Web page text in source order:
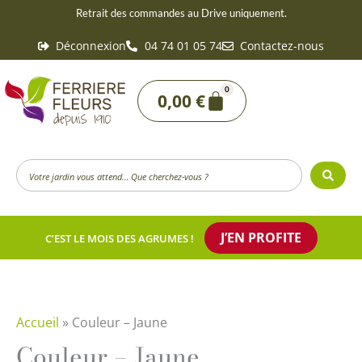
contenu
Retrait des commandes au Drive uniquement.
Déconnexion 04 74 01 05 74 Contactez-nous
0,00€
0
Panier
Search
...
C’EST LE MOIS DES AGRUMES ! J’EN PROFITE
Accueil » Couleur – Jaune